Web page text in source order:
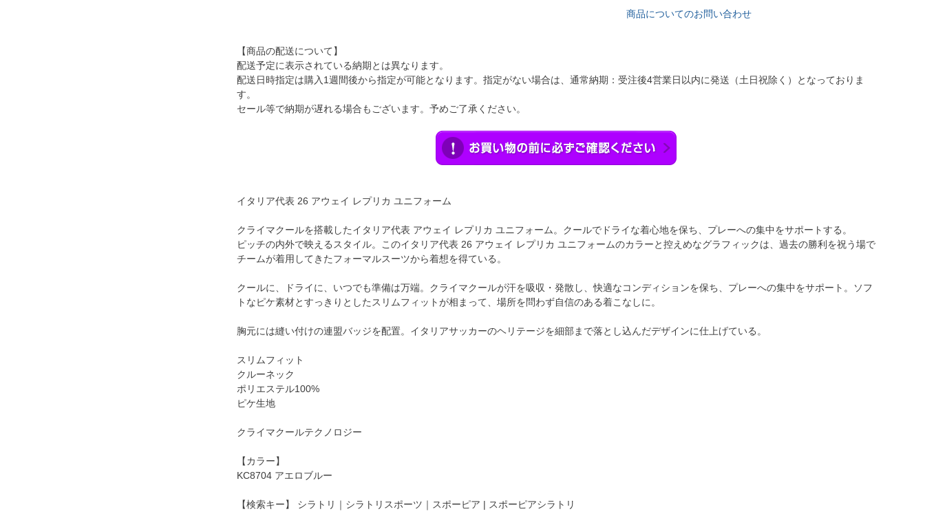
商品についてのお問い合わせ
【商品の配送について】
配送予定に表示されている納期とは異なります。
配送日時指定は購入1週間後から指定が可能となります。指定がない場合は、通常納期：受注後4営業日以内に発送（土日祝除く）となっておりま
す。
セール等で納期が遅れる場合もございます。予めご了承ください。
イタリア代表 26 アウェイ レプリカ ユニフォーム
クライマクールを搭載したイタリア代表 アウェイ レプリカ ユニフォーム。クールでドライな着心地を保ち、プレーへの集中をサポートする。
ピッチの内外で映えるスタイル。このイタリア代表 26 アウェイ レプリカ ユニフォームのカラーと控えめなグラフィックは、過去の勝利を祝う場で
チームが着用してきたフォーマルスーツから着想を得ている。
クールに、ドライに、いつでも準備は万端。クライマクールが汗を吸収・発散し、快適なコンディションを保ち、プレーへの集中をサポート。ソフ
トなピケ素材とすっきりとしたスリムフィットが相まって、場所を問わず自信のある着こなしに。
胸元には縫い付けの連盟バッジを配置。イタリアサッカーのヘリテージを細部まで落とし込んだデザインに仕上げている。
スリムフィット
クルーネック
ポリエステル100%
ピケ生地
クライマクールテクノロジー
【カラー】
KC8704 アエロブルー
【検索キー】 シラトリ｜シラトリスポーツ｜スポーピア | スポーピアシラトリ